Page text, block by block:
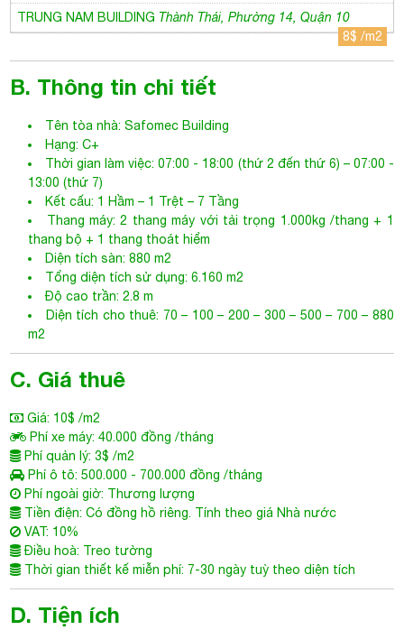
B. Thông tin chi tiết
Hạng: C+
13:00 (thứ 7)
Kết cấu: 1 Hầm – 1 Trệt – 7 Tầng
Thang máy: 2 thang máy với tải trọng 1.000kg /thang + 1
thang bộ + 1 thang thoát hiểm
Diện tích sàn: 880 m2
Tổng diện tích sử dụng: 6.160 m2
Độ cao trần: 2.8 m
Diện tích cho thuê: 70 – 100 – 200 – 300 – 500 – 700 – 880
m2
C. Giá thuê
Phí xe máy: 40.000 đồng /tháng
Phí ô tô: 500.000 - 700.000 đồng /tháng
Phí ngoài giờ: Thương lượng
Tiền điện: Có đồng hồ riêng. Tính theo giá Nhà nước
VAT: 10%
Điều hoà: Treo tường
Thời gian thiết kế miễn phí: 7-30 ngày tuỳ theo diện tích
D. Tiện ích
Internet